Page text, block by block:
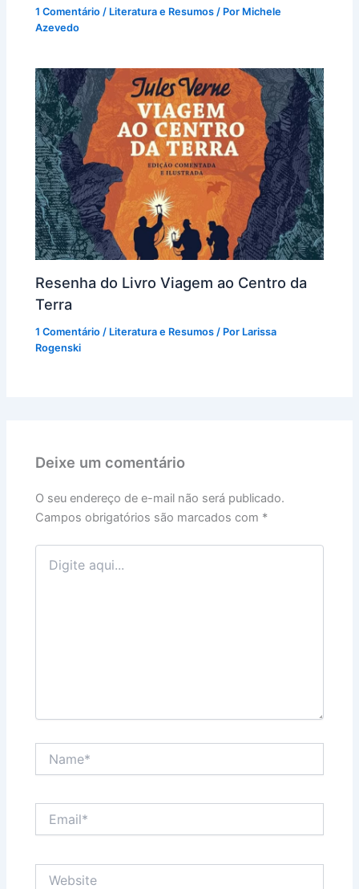
1 Comentário / Literatura e Resumos / Por Michele
Azevedo
Resenha do Livro Viagem ao Centro da
Terra
1 Comentário / Literatura e Resumos / Por Larissa
Rogenski
Deixe um comentário
O seu endereço de e-mail não será publicado.
Campos obrigatórios são marcados com *
Digite
aqui...